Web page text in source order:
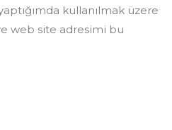
kullanılmak üzere
web site adresimi bu